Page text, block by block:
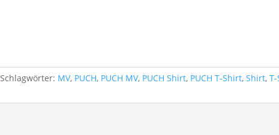
Schlagwörter: MV, PUCH, PUCH MV, PUCH Shirt, PUCH T-Shirt,Shirt,